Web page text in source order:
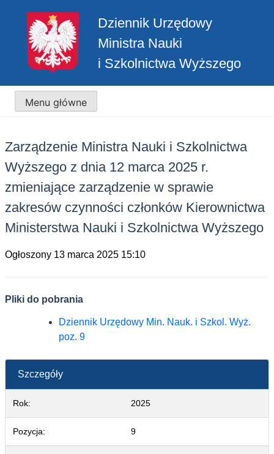
Dziennik Urzędowy
Ministra Nauki
i Szkolnictwa Wyższego
Menu główne
Zarządzenie Ministra Nauki i Szkolnictwa
Wyższego z dnia 12 marca 2025 r.
zmieniające zarządzenie w sprawie
zakresów czynności członków Kierownictwa
Ministerstwa Nauki i Szkolnictwa Wyższego
Ogłoszony 13 marca 2025 15:10
Pliki do pobrania
Dziennik Urzędowy Min. Nauk. i Szkol. Wyż. poz.
Dziennik Urzędowy Min. Nauk. i Szkol. Wyż.
poz. 9
Szczegóły
Rok: 2025
Pozycja: 9